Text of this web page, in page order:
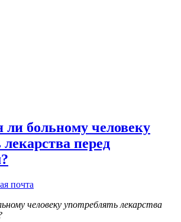
ли больному человеку
перед
почта
человеку употреблять лекарства